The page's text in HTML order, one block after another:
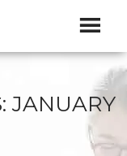
JANUARY